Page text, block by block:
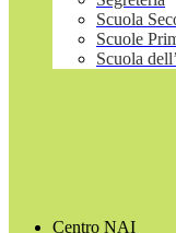
Scuola
Scuole
Scuola
Centro NAI